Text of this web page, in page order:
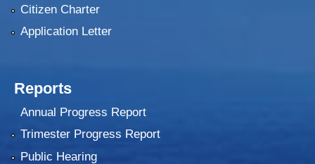
Citizen Charter
Application Letter
Reports
Annual Progress Report
Trimester Progress Report
Public Hearing